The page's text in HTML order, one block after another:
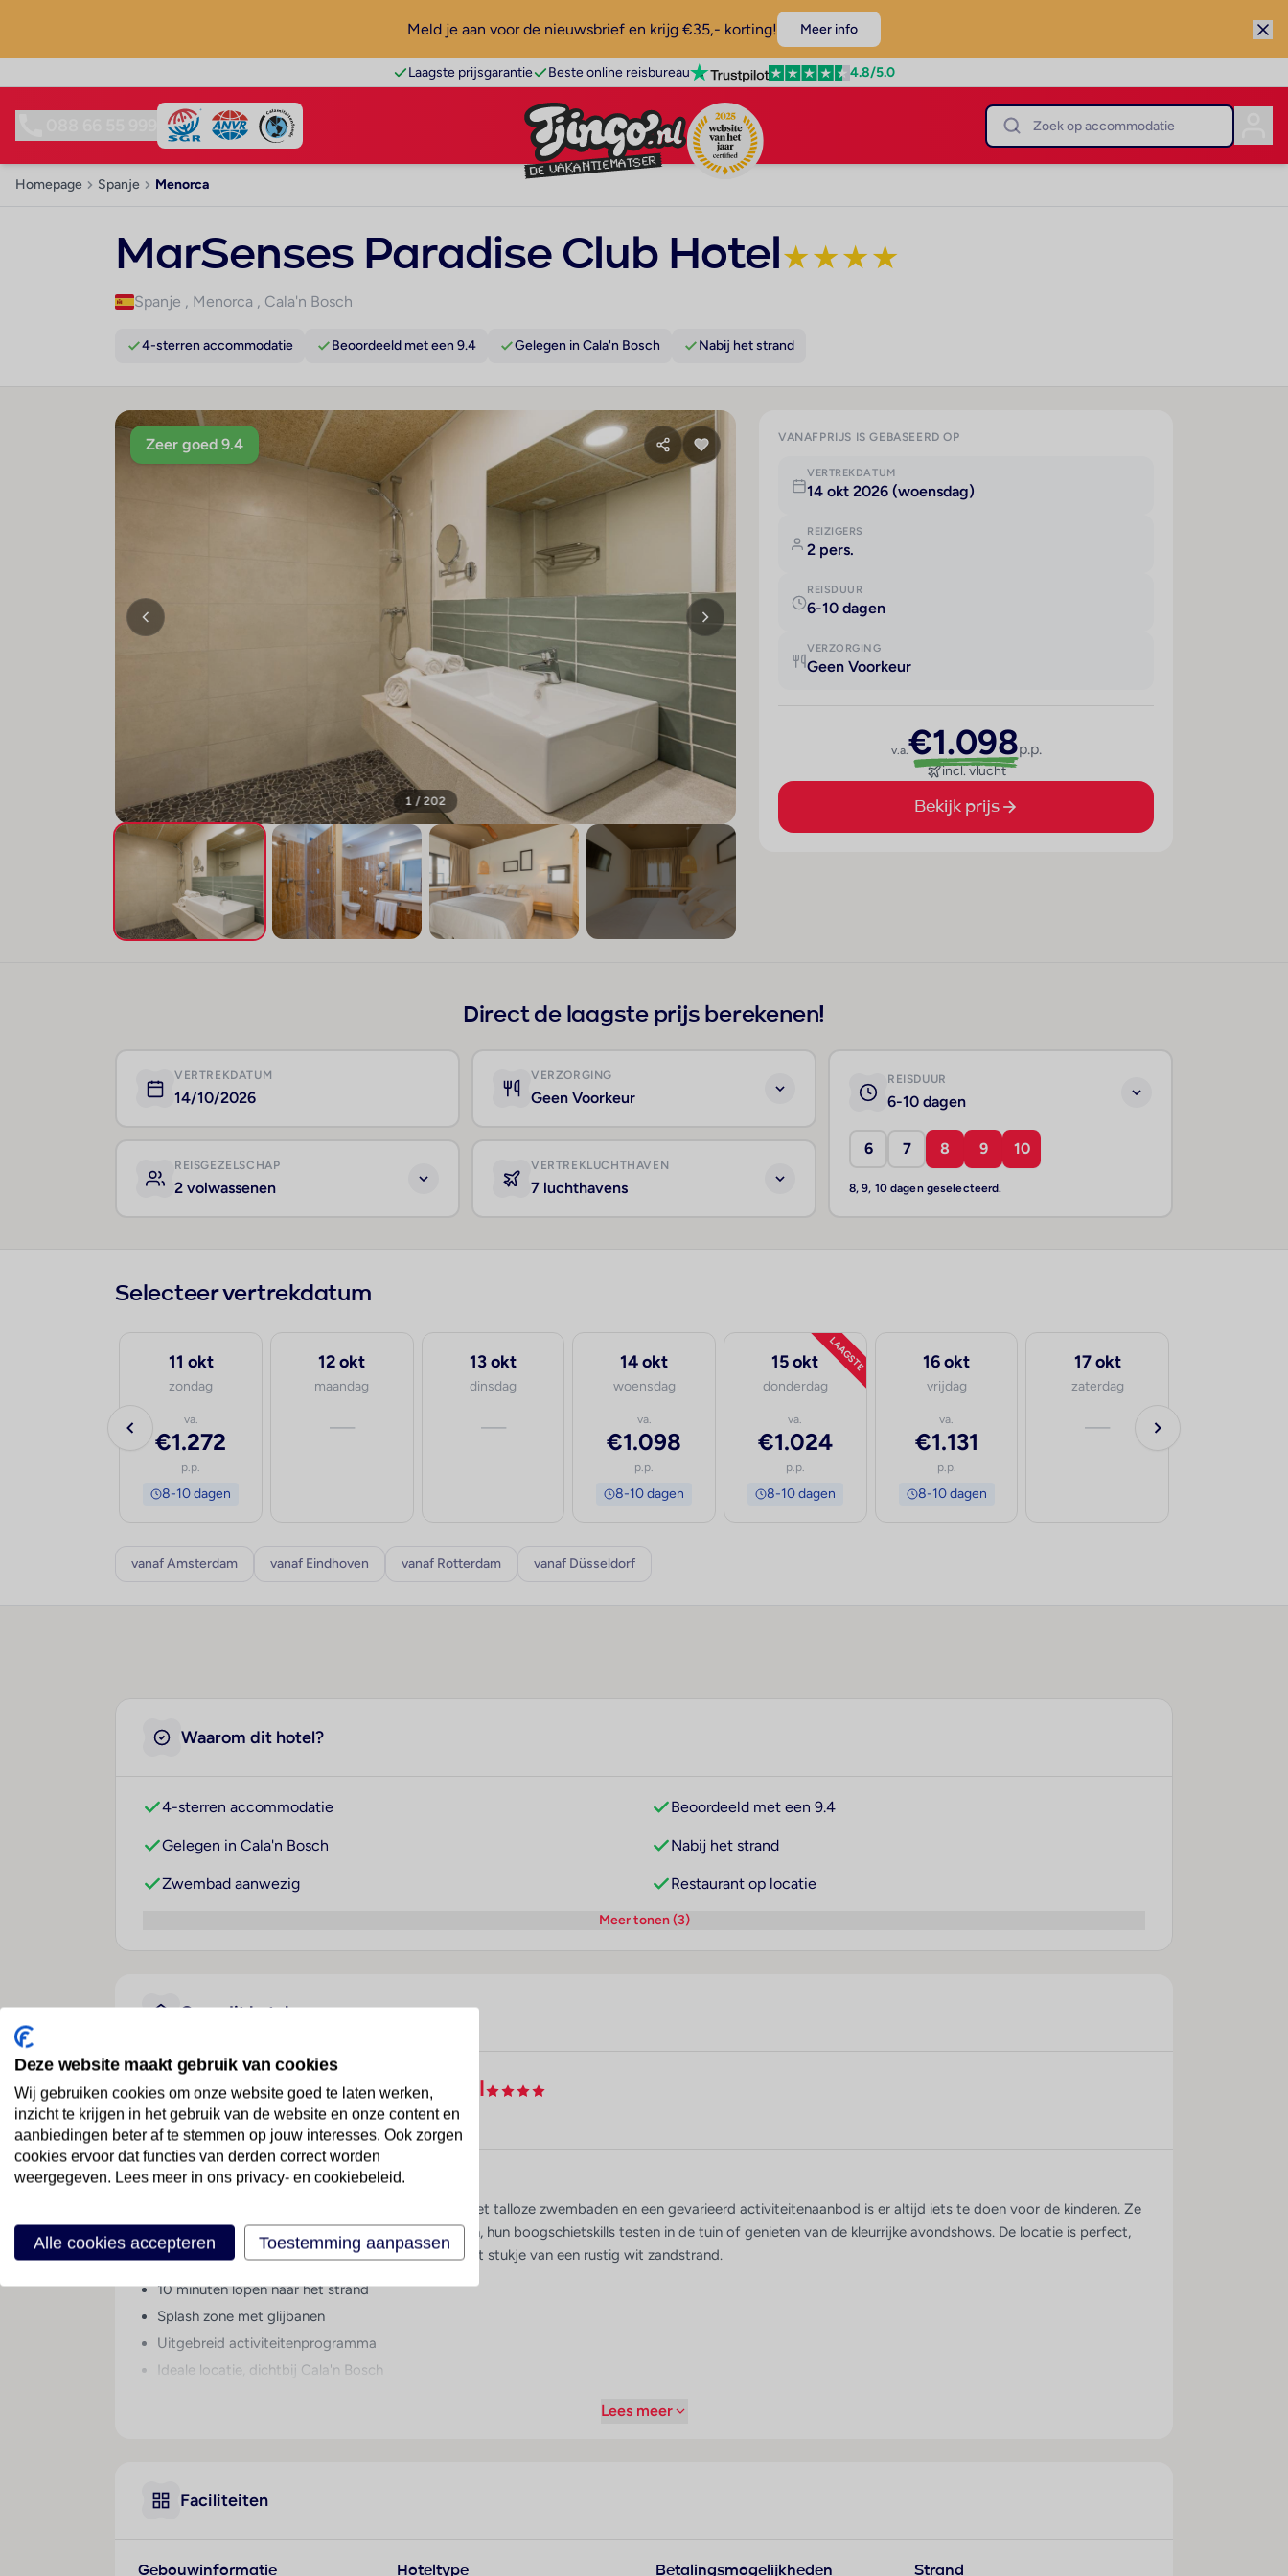
Meld je aan voor de nieuwsbrief en krijg €35,- korting! Meer info
Laagste prijsgarantie Beste online reisbureau 4.8/5.0
Homepage Spanje Menorca
MarSenses Paradise Club Hotel★★★★
Spanje , Menorca , Cala'n Bosch
4-sterren accommodatie Beoordeeld met een 9.4 Gelegen in Cala'n Bosch Nabij het strand
Zeer goed 9.4
1 / 202
VANAFPRIJS IS GEBASEERD OP
VERTREKDATUM
14 okt 2026 (woensdag)
REIZIGERS
2 pers.
REISDUUR
6-10 dagen
VERZORGING
Geen Voorkeur
v.a.€1.098p.p.
incl. vlucht
Bekijk prijs
Direct de laagste prijs berekenen!
VERTREKDATUM
14/10/2026
VERZORGING
Geen Voorkeur
REISDUUR
6-10 dagen
6 7 8 9 10
8, 9, 10 dagen geselecteerd.
REISGEZELSCHAP
2 volwassenen
VERTREKLUCHTHAVEN
7 luchthavens
Selecteer vertrekdatum
11 okt
zondag
va.
€1.272
p.p.
8-10 dagen
12 okt
maandag
—
13 okt
dinsdag
—
14 okt
woensdag
va.
€1.098
p.p.
8-10 dagen
LAAGSTE
15 okt
donderdag
va.
€1.024
p.p.
8-10 dagen
16 okt
vrijdag
va.
€1.131
p.p.
8-10 dagen
17 okt
zaterdag
—
vanaf Amsterdam vanaf Eindhoven vanaf Rotterdam vanaf Düsseldorf
Waarom dit hotel?
4-sterren accommodatie Beoordeeld met een 9.4
Gelegen in Cala'n Bosch Nabij het strand
Zwembad aanwezig Restaurant op locatie
Meer tonen (3)
Over dit hotel
MarSenses Paradise Club Hotel
Spanje· Menorca· Cala'n Bosch
Een heerlijke gezinsvakantie
Dit hotel is ideaal voor een vakantie met het gezin. Met talloze zwembaden en een gevarieerd activiteitenaanbod is er altijd iets te doen voor de kinderen. Ze
kunnen van een gigantische cartoon schildpad glijden, hun boogschietskills testen in de tuin of genieten van de kleurrijke avondshows. De locatie is perfect,
op loopafstand van de jachthaven en slechts een kort stukje van een rustig wit zandstrand.
10 minuten lopen naar het strand
Splash zone met glijbanen
Uitgebreid activiteitenprogramma
Ideale locatie, dichtbij Cala'n Bosch
Kinderen’s zwembad en splash park
Lees meer
Faciliteiten
Gebouwinformatie Hoteltype Betalingsmogelijkheden Strand
Deze website maakt gebruik van cookies
Wij gebruiken cookies om onze website goed te laten werken,
inzicht te krijgen in het gebruik van de website en onze content en
aanbiedingen beter af te stemmen op jouw interesses. Ook zorgen
cookies ervoor dat functies van derden correct worden
weergegeven. Lees meer in ons privacy- en cookiebeleid.
Alle cookies accepteren Toestemming aanpassen